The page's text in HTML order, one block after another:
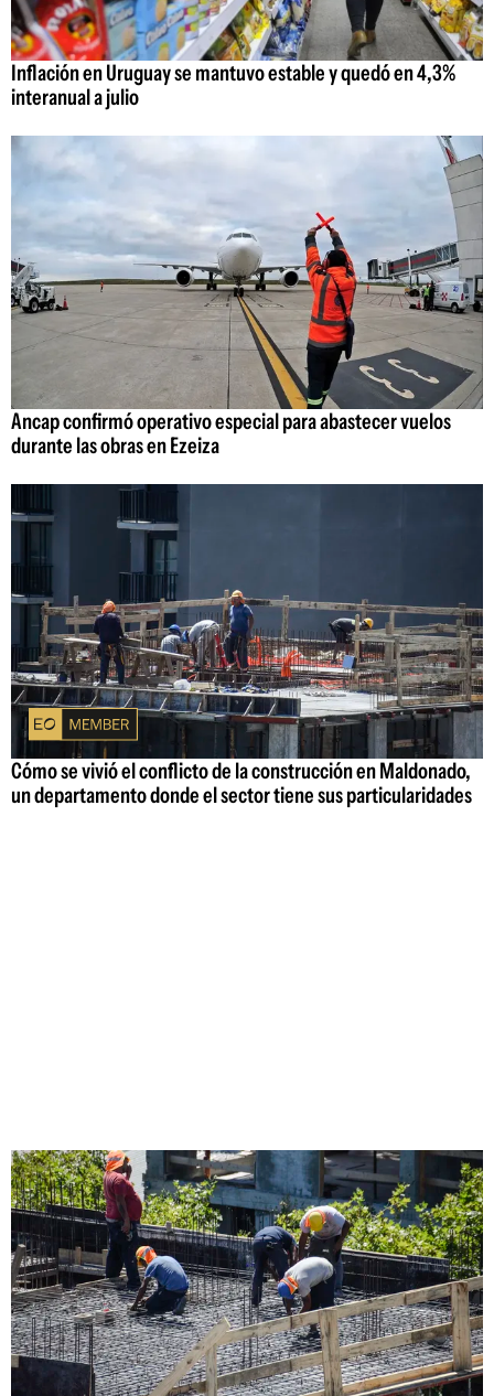
Inflación en Uruguay se mantuvo estable y quedó en 4,3%
interanual a julio
Ancap confirmó operativo especial para abastecer vuelos
durante las obras en Ezeiza
Cómo se vivió el conflicto de la construcción en Maldonado,
un departamento donde el sector tiene sus particularidades